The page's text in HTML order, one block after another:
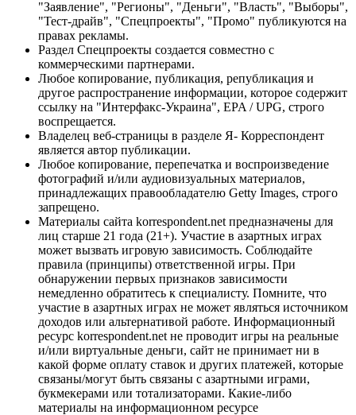
"Заявление", "Регионы", "Деньги", "Власть", "Выборы",
"Тест-драйв", "Спецпроекты", "Промо" публикуются на
правах рекламы.
Раздел Спецпроекты создается совместно с
коммерческими партнерами.
Любое копирование, публикация, републикация и
другое распространение информации, которое содержит
ссылку на "Интерфакс-Украина", EPA / UPG, строго
воспрещается.
Владелец веб-страницы в разделе Я- Корреспондент
является автор публикации.
Любое копирование, перепечатка и воспроизведение
фотографий и/или аудиовизуальных материалов,
принадлежащих правообладателю Getty Images, строго
запрещено.
Материалы сайта korrespondent.net предназначены для
лиц старше 21 года (21+). Участие в азартных играх
может вызвать игровую зависимость. Соблюдайте
правила (принципы) ответственной игры. При
обнаружении первых признаков зависимости
немедленно обратитесь к специалисту. Помните, что
участие в азартных играх не может являться источником
доходов или альтернативой работе. Информационный
ресурс korrespondent.net не проводит игры на реальные
и/или виртуальные деньги, сайт не принимает ни в
какой форме оплату ставок и других платежей, которые
связаны/могут быть связаны с азартными играми,
букмекерами или тотализаторами. Какие-либо
материалы на информационном ресурсе